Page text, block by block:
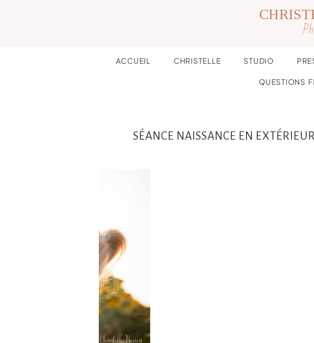
ACCUEIL CHRISTELLE STUDIO
QUESTIONS
SÉANCE NAISSANCE EN